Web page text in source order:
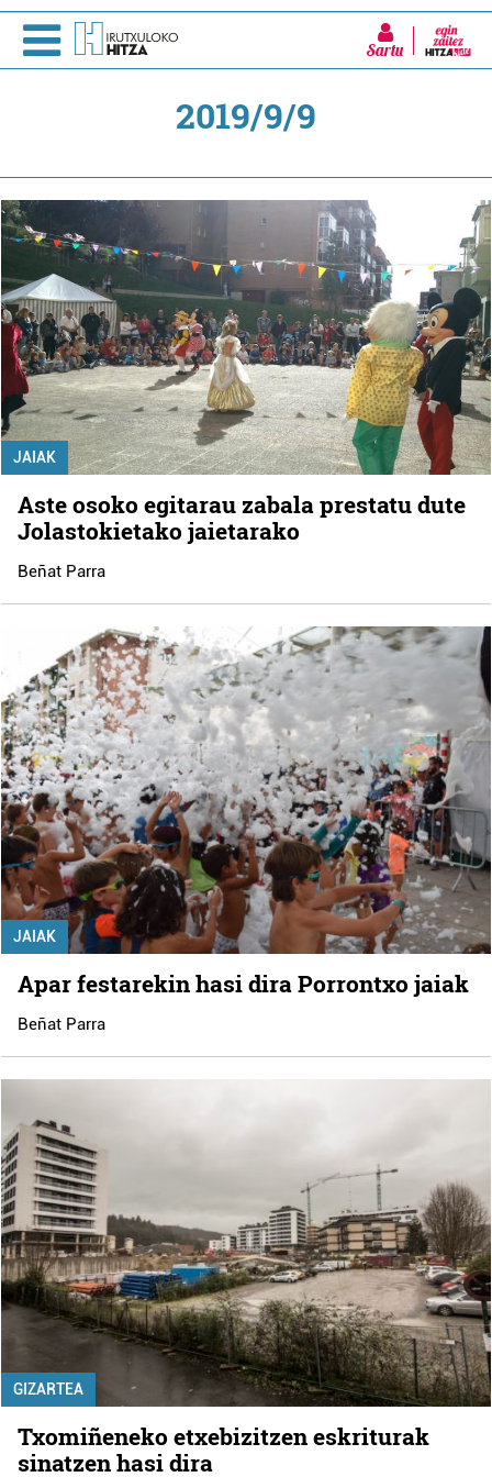
Sartu
2019/9/9
JAIAK
Aste osoko egitarau zabala prestatu dute
Jolastokietako jaietarako
Beñat Parra
JAIAK
Apar festarekin hasi dira Porrontxo jaiak
Beñat Parra
GIZARTEA
Txomiñeneko etxebizitzen eskriturak
sinatzen hasi dira